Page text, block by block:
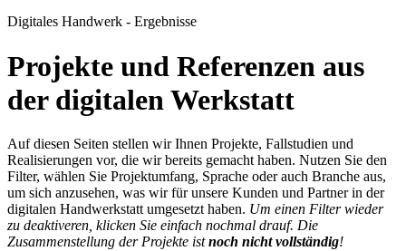
Digitales Handwerk - Ergebnisse
Projekte und Referenzen aus
der digitalen Werkstatt
Auf diesen Seiten stellen wir Ihnen Projekte, Fallstudien und
Realisierungen vor, die wir bereits gemacht haben. Nutzen Sie den
Filter, wählen Sie Projektumfang, Sprache oder auch Branche aus,
um sich anzusehen, was wir für unsere Kunden und Partner in der
digitalen Handwerkstatt umgesetzt haben. Um einen Filter wieder
zu deaktiveren, klicken Sie einfach nochmal drauf. Die
Zusammenstellung der Projekte istnoch nicht vollständig!